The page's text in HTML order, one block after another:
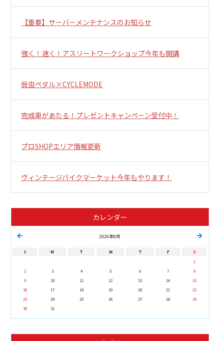
【重要】サーバーメンテナンスのお知らせ
強く！速く！アスリートワークショップ今年も開講
弱虫ペダル×CYCLEMODE
完成車があたる！プレゼントキャンペーン受付中！
プロSHOPエリア情報更新
ヴィンテージバイクマーケット今年もやります！
カレンダー
2026年8月
S M T W T F
S
1
2
3 4 5 6 7
8
9
10 11 12 13 14
15
16
17 18 19 20 21
22
23
24 25 26 27 28
29
30
31